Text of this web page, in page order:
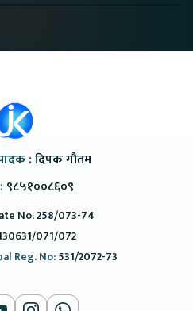
:दिपक गौतम
९८५१००८६०९
No. 258/073-74
071/072
Reg. No:531/2072-73